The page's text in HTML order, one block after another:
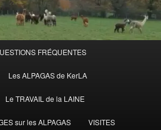
FRÉQUENTES
Les ALPAGAS de KerLA
Le TRAVAIL de la LAINE
sur les ALPAGAS VISITES